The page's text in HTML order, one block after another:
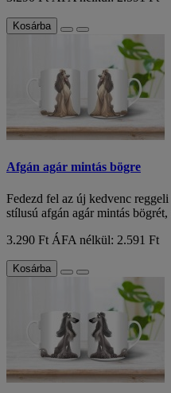
Kosárba
Afgán agár mintás bögre
Fedezd fel az új kedvenc
stílusú afgán agár mintás bögrét,
3.290 Ft ÁFA nélkül: 2.591 Ft
Kosárba